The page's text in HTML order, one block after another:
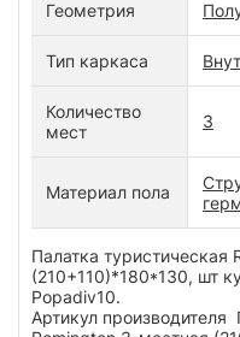
Геометрия
Тип каркаса
Количество
мест
3
Материал пола
Палатка туристическая
(210+110)*180*130, шт
Popadiv10.
Артикул производителя